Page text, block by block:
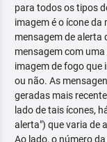
para todos os tipos
imagem é o ícone da
mensagem de alerta
mensagem com
imagem de fogo que
ou não. As
geradas mais
lado de tais ícones,
alerta") que varia de
Ao lado, o número